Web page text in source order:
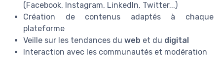
(Facebook, Instagram, LinkedIn, Twitter...)
Création de contenus adaptés à chaque
plateforme
Veille sur les tendances du web et du digital
Interaction avec les communautés et modération